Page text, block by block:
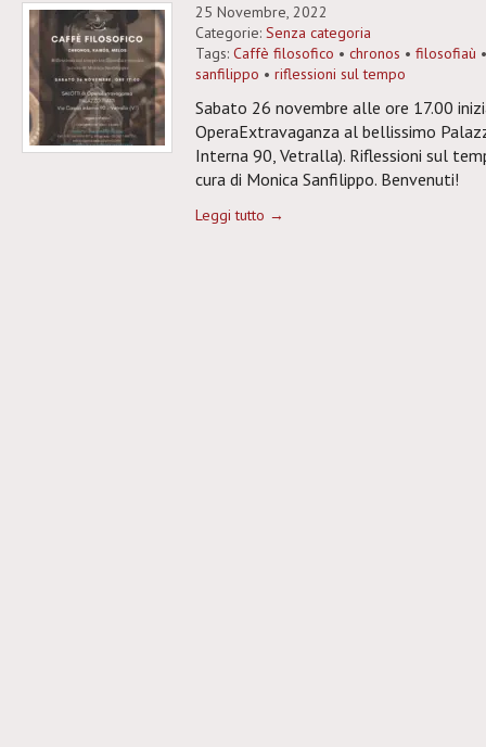
25 Novembre, 2022
Categorie: Senza categoria
Tags: Caffè filosofico • chronos • filosofiaù
sanfilippo • riflessioni sul tempo
Sabato 26 novembre alle ore 17.00
OperaExtravaganza al bellissimo
Interna 90, Vetralla). Riflessioni sul
cura di Monica Sanfilippo. Benvenuti!
Leggi tutto →